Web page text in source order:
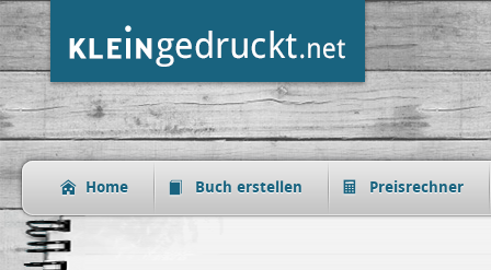
Home Buch erstellen Preisrechner